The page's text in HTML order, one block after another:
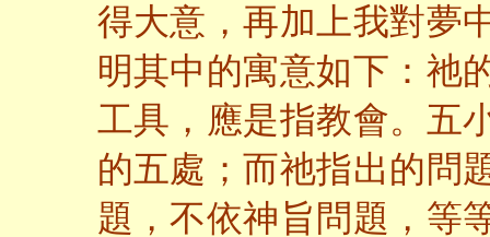
得大意，再加上我對夢
明其中的寓意如下：祂
工具，應是指教會。五
的五處；而祂指出的問
題，不依神旨問題，等